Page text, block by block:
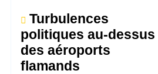
Turbulences
politiques au-dessus
des aéroports
flamands